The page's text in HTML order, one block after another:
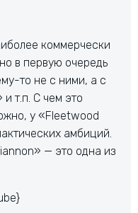
коммерчески
в первую очередь
то не с ними, а с
т.п. С чем это
у «Fleetwood
амбиций.
— это одна из